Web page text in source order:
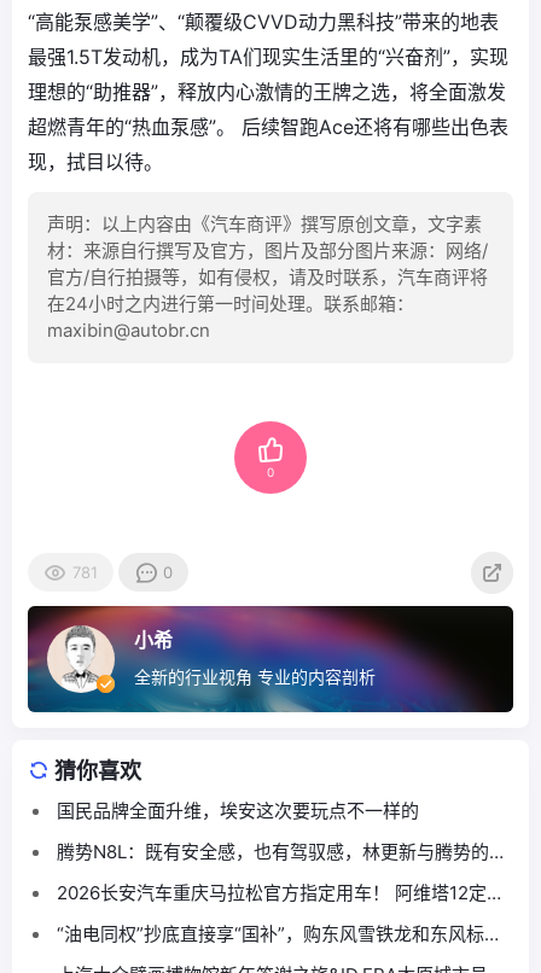
“高能泵感美学”、“颠覆级CVVD动力黑科技”带来的地表
最强1.5T发动机，成为TA们现实生活里的“兴奋剂”，实现
理想的“助推器”，释放内心激情的王牌之选，将全面激发
超燃青年的“热血泵感”。 后续智跑Ace还将有哪些出色表
现，拭目以待。
声明：以上内容由《汽车商评》撰写原创文章，文字素
材：来源自行撰写及官方，图片及部分图片来源：网络/
官方/自行拍摄等，如有侵权，请及时联系，汽车商评将
在24小时之内进行第一时间处理。联系邮箱：
maxibin@autobr.cn
0
781 0
小希
全新的行业视角 专业的内容剖析
猜你喜欢
国民品牌全面升维，埃安这次要玩点不一样的
腾势N8L：既有安全感，也有驾驭感，林更新与腾势的缘
2026长安汽车重庆马拉松官方指定用车！ 阿维塔12定义
“油电同权”抄底直接享“国补”，购东风雪铁龙和东风标致